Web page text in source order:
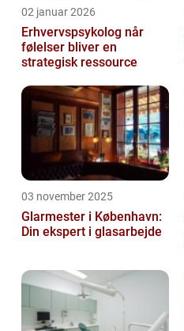
02 januar 2026
Erhvervspsykolog når
følelser bliver en
strategisk ressource
03 november 2025
Glarmester i København:
Din ekspert i glasarbejde